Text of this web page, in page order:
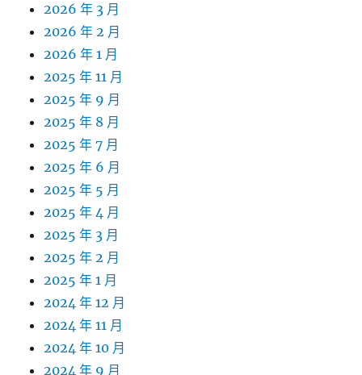
2026 年 3 月
2026 年 2 月
2026 年 1 月
2025 年 11 月
2025 年 9 月
2025 年 8 月
2025 年 7 月
2025 年 6 月
2025 年 5 月
2025 年 4 月
2025 年 3 月
2025 年 2 月
2025 年 1 月
2024 年 12 月
2024 年 11 月
2024 年 10 月
2024 年 9 月